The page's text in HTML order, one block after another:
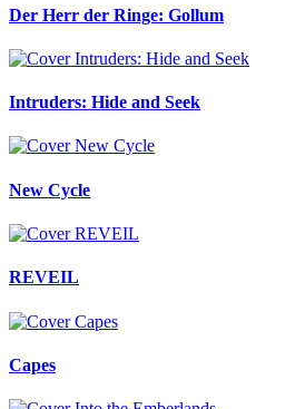
Der Herr der Ringe: Gollum
Intruders: Hide and Seek
New Cycle
REVEIL
Capes